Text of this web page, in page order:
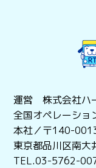
運営 株式会社ハ
全国オペレーショ
本社／〒140-
東京都品川区南
TEL.03-5762-